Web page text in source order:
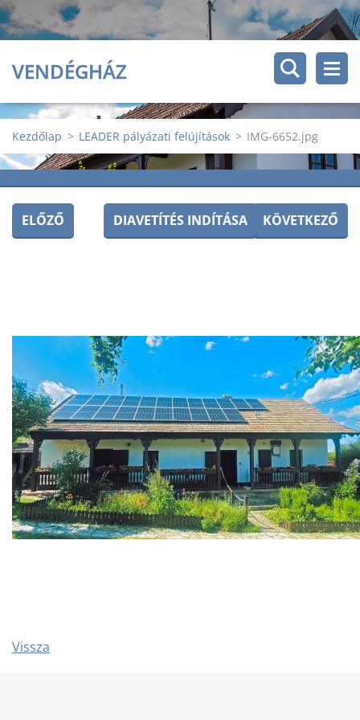
VENDÉGHÁZ
Kezdőlap > LEADER pályázati felújítások > IMG-6652.jpg
ELŐZŐ DIAVETÍTÉS INDÍTÁSA KÖVETKEZŐ
Vissza